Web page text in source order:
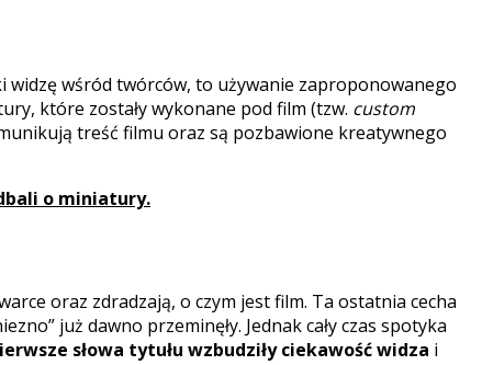
widzę wśród twórców, to używanie zaproponowanego
które zostały wykonane pod film (tzw. custom
treść filmu oraz są pozbawione kreatywnego
o miniatury.
oraz zdradzają, o czym jest film. Ta ostatnia cecha
już dawno przeminęły. Jednak cały czas spotyka
słowa tytułu wzbudziły ciekawość widza i